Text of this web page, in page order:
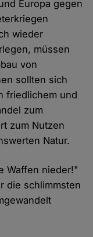
Europa gegen
wieder
müssen
von
sollten sich
friedlichem und
zum
zum Nutzen
Natur.
Waffen nieder!"
die schlimmsten